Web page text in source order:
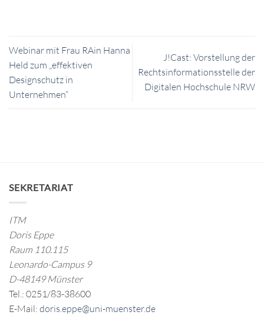
Webinar mit Frau RAin Hanna
Held zum „effektiven
Designschutz in
Unternehmen“
J!Cast: Vorstellung der
Rechtsinformationsstelle der
Digitalen Hochschule NRW
SEKRETARIAT
ITM
Doris Eppe
Raum 110.115
Leonardo-Campus 9
D-48149 Münster
Tel.: 0251/83-38600
E-Mail: doris.eppe@uni-muenster.de